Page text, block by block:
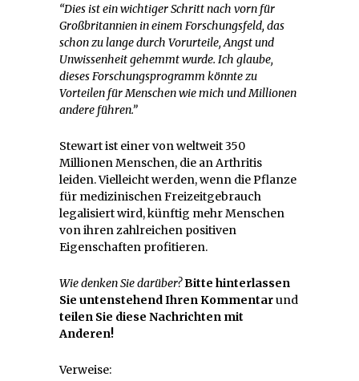
“Dies ist ein wichtiger Schritt nach vorn für
Großbritannien in einem Forschungsfeld, das
schon zu lange durch Vorurteile, Angst und
Unwissenheit gehemmt wurde. Ich glaube,
dieses Forschungsprogramm könnte zu
Vorteilen für Menschen wie mich und Millionen
andere führen.”
Stewart ist einer von weltweit 350
Millionen Menschen, die an Arthritis
leiden. Vielleicht werden, wenn die Pflanze
für medizinischen Freizeitgebrauch
legalisiert wird, künftig mehr Menschen
von ihren zahlreichen positiven
Eigenschaften profitieren.
Wie denken Sie darüber?Bitte hinterlassen
Sie untenstehend Ihren Kommentarund
teilen Sie diese Nachrichten mit
Anderen!
Verweise: